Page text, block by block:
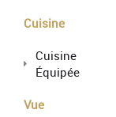
Cuisine
Cuisine
Équipée
Vue